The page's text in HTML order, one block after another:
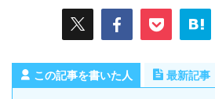
この記事を書いた人 最新記事